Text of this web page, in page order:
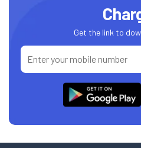
Get the link to